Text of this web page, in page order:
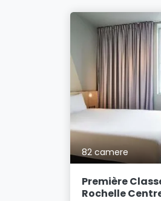
82 camere
Première
Rochelle